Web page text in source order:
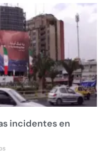
incidentes en